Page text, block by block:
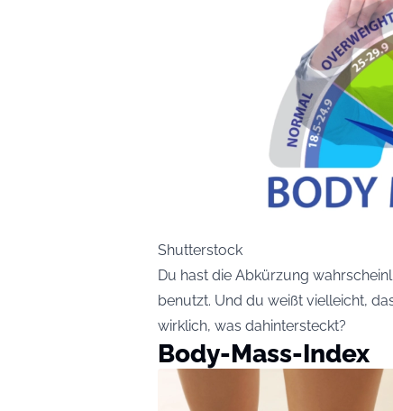
Shutterstock
Du hast die Abkürzung
benutzt. Und du weißt vielleicht,
wirklich, was dahintersteckt?
Body-Mass-Index